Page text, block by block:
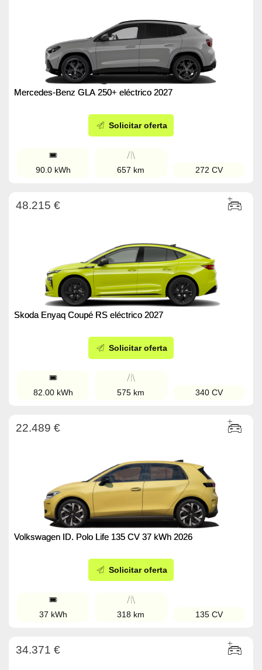
Mercedes-Benz GLA 250+ eléctrico 2027
Solicitar oferta
90.0 kWh 657 km 272 CV
48.215 €
Skoda Enyaq Coupé RS eléctrico 2027
Solicitar oferta
82.00 kWh 575 km 340 CV
22.489 €
Volkswagen ID. Polo Life 135 CV 37 kWh 2026
Solicitar oferta
37 kWh 318 km 135 CV
34.371 €